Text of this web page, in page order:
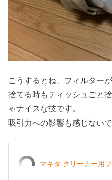
こうするとね、フィルター
捨てる時もティッシュごと
ゃナイスな技です。
吸引力への影響も感じないで
マキタ クリーナー用